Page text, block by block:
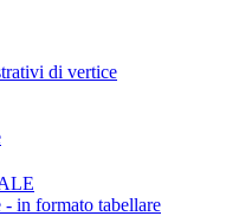
di vertice
in formato tabellare